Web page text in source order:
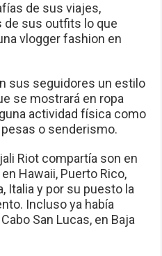
de sus viajes,
sus outfits lo que
vlogger fashion en
sus seguidores un estilo
se mostrará en ropa
actividad física como
o senderismo.
Riot compartía son en
Hawaii, Puerto Rico,
Italia y por su puesto la
Incluso ya había
San Lucas, en Baja